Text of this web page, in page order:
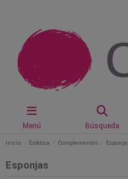
Menú Búsqueda
Inicio Estética Complementos
Esponjas